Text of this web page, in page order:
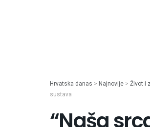
Hrvatska danas > Najnovije > Život i
sustava
“Naša